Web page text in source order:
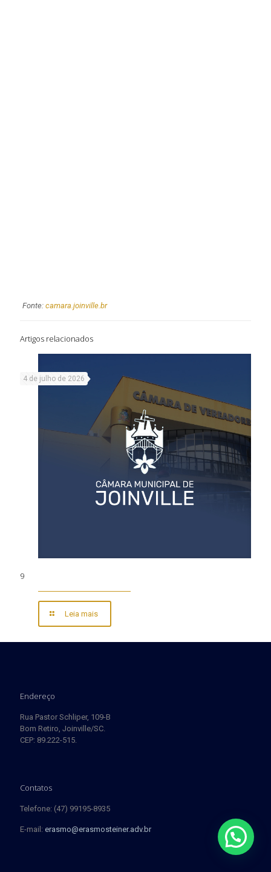
Fonte: camara.joinville.br
Artigos relacionados
4 de julho de 2026
9
Leia mais
Endereço
Rua Pastor Schliper, 109-B
Bom Retiro, Joinville/SC.
CEP: 89.222-515.
Contatos
Telefone: (47) 99195-8935
E-mail: erasmo@erasmosteiner.adv.br